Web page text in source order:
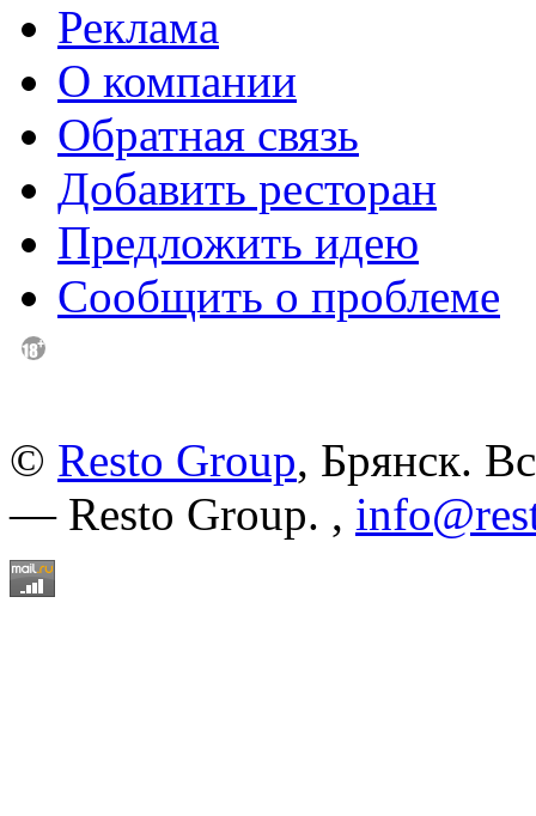
Реклама
О компании
Обратная связь
Добавить ресторан
Предложить идею
Сообщить о проблеме
© Resto Group, Брянск.
— Resto Group. ,